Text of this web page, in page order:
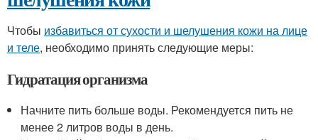
Чтобы избавиться от сухости и шелушения кожи на лице
и теле, необходимо принять следующие меры:
Гидратация организма
Начните пить больше воды. Рекомендуется пить не
менее 2 литров воды в день.